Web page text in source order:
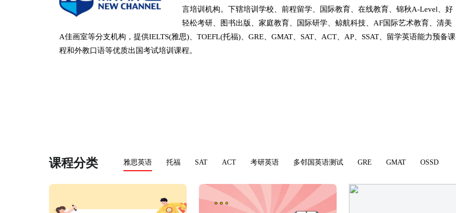
言培训机构。下辖培训学校、前程留学、国际教育、在线教育、锦秋A-Level、好
轻松考研、图书出版、家庭教育、国际研学、鲸航科技、AF国际艺术教育、清美
A佳画室等分支机构，提供IELTS(雅思)、TOEFL(托福)、GRE、GMAT、SAT、ACT、AP、 SSAT 、留学英语能力预备课
程和外教口语等优质出国考试培训课程。
课程分类 雅思英语 托福 SAT ACT 考研英语 多邻国英语测试 GRE GMAT OSSD